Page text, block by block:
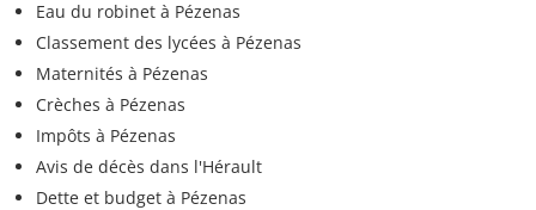
Eau du robinet à Pézenas
Classement des lycées à Pézenas
Maternités à Pézenas
Crèches à Pézenas
Impôts à Pézenas
Avis de décès dans l'Hérault
Dette et budget à Pézenas